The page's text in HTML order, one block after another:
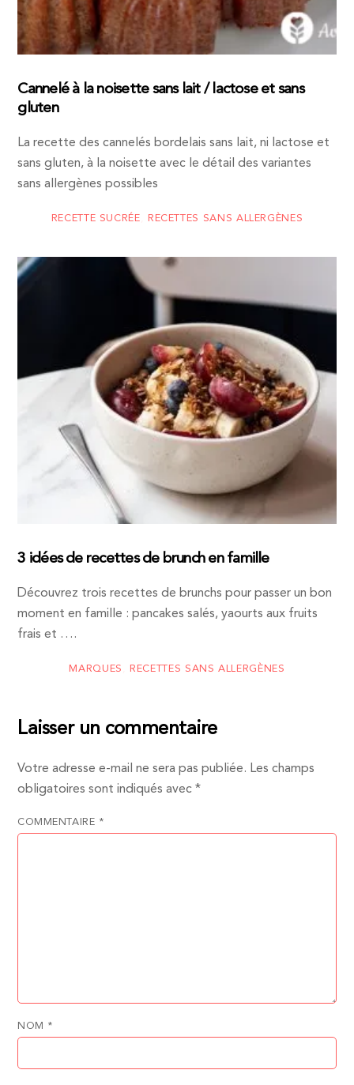
Cannelé à la noisette sans lait / lactose et sans
gluten
La recette des cannelés bordelais sans lait, ni lactose et
sans gluten, à la noisette avec le détail des variantes
sans allergènes possibles
RECETTE SUCRÉE RECETTES SANS ALLERGÈNES
3 idées de recettes de brunch en famille
Découvrez trois recettes de brunchs pour passer un bon
moment en famille : pancakes salés, yaourts aux fruits
frais et ….
MARQUES RECETTES SANS ALLERGÈNES
Laisser un commentaire
Votre adresse e-mail ne sera pas publiée. Les champs
obligatoires sont indiqués avec*
COMMENTAIRE *
NOM *